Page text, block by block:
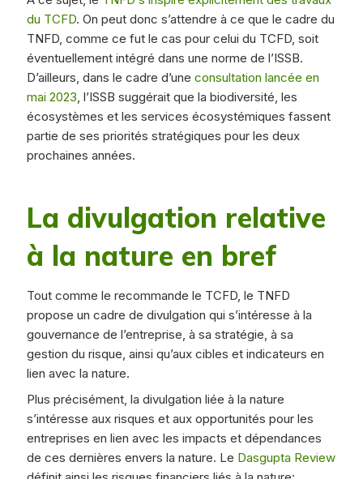
du TCFD. On peut donc s’attendre à ce que le cadre du
TNFD, comme ce fut le cas pour celui du TCFD, soit
éventuellement intégré dans une norme de l’ISSB.
D’ailleurs, dans le cadre d’une consultation lancée en
mai 2023 , l’ISSB suggérait que la biodiversité, les
écosystèmes et les services écosystémiques fassent
partie de ses priorités stratégiques pour les deux
prochaines années.
La divulgation relative
à la nature en bref
Tout comme le recommande le TCFD, le TNFD
propose un cadre de divulgation qui s’intéresse à la
gouvernance de l’entreprise, à sa stratégie, à sa
gestion du risque, ainsi qu’aux cibles et indicateurs en
lien avec la nature.
Plus précisément, la divulgation liée à la nature
s’intéresse aux risques et aux opportunités pour les
entreprises en lien avec les impacts et dépendances
de ces dernières envers la nature. Le Dasgupta Review